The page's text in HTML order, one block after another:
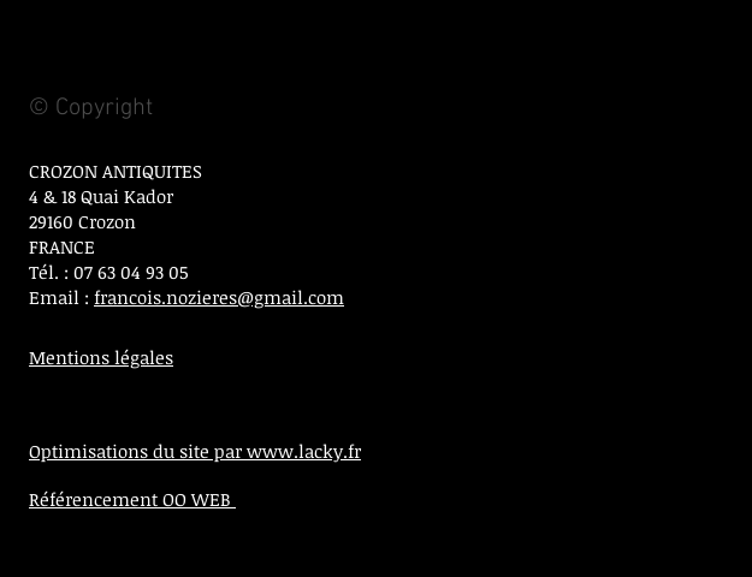
© Copyright
CROZON ANTIQUITES
4 & 18 Quai Kador
29160 Crozon
FRANCE
Tél. : 07 63 04 93 05
Email : francois.nozieres@gmail.com
Mentions légales
Optimisations du site par www.lacky.fr
Référencement OO WEB